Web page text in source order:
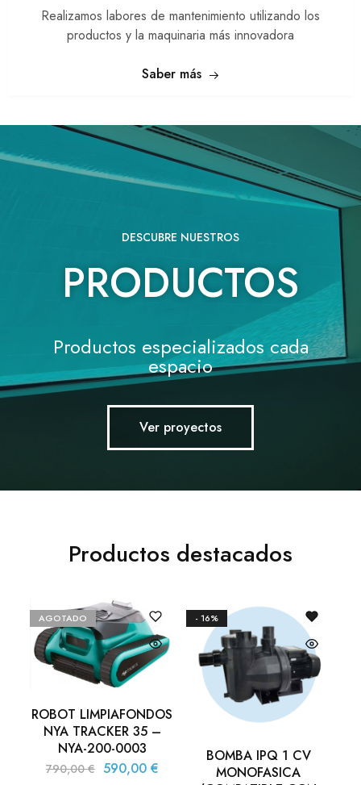
Realizamos labores de mantenimiento utilizando los
productos y la maquinaria más innovadora
Saber más
DESCUBRE NUESTROS
PRODUCTOS
Productos especializados cada
espacio
Ver proyectos
Productos destacados
AGOTADO
ROBOT LIMPIAFONDOS
NYA TRACKER 35 –
NYA-200-0003
790,00€ 590,00 €
- 16%
BOMBA IPQ 1 CV
MONOFASICA